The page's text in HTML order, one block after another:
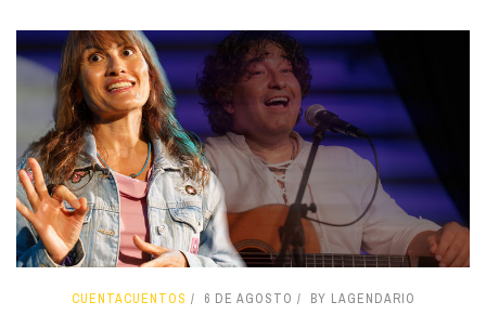
CUENTACUENTOS 6 DE AGOSTO BY LAGENDARIO